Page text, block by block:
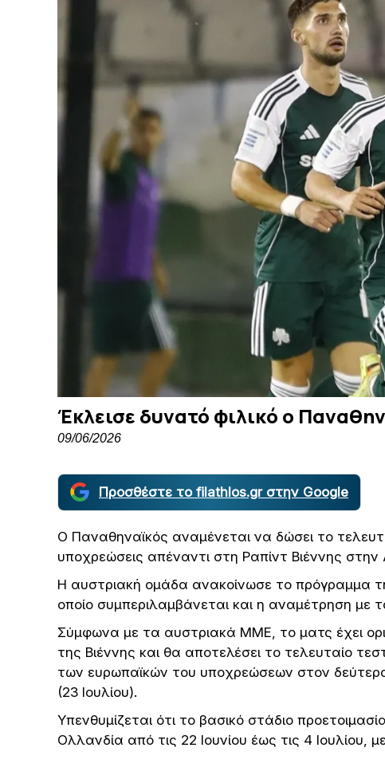
Έκλεισε δυνατό φιλικό ο
09/06/2026
Προσθέστε το filathlos.gr στην Google
Ο Παναθηναϊκός αναμένεται να δώσει το
υποχρεώσεις απέναντι στη Ραπίντ Βιέννης στην
Η αυστριακή ομάδα ανακοίνωσε το πρόγραμμα
οποίο συμπεριλαμβάνεται και η αναμέτρηση με
Σύμφωνα με τα αυστριακά ΜΜΕ, το ματς έχει
της Βιέννης και θα αποτελέσει το τελευταίο
των ευρωπαϊκών του υποχρεώσεων στον
(23 Ιουλίου).
Υπενθυμίζεται ότι το βασικό στάδιο
Ολλανδία από τις 22 Ιουνίου έως τις 4 Ιουλίου,